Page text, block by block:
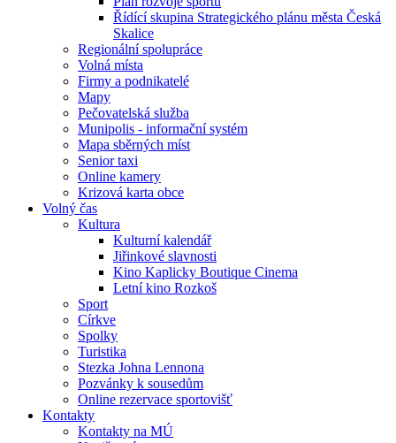
Řídící skupina Strategického plánu města Česká
Skalice
Regionální spolupráce
Volná místa
Firmy a podnikatelé
Mapy
Pečovatelská služba
Munipolis - informační systém
Mapa sběrných míst
Senior taxi
Online kamery
Krizová karta obce
Volný čas
Kultura
Kulturní kalendář
Jiřinkové slavnosti
Kino Kaplicky Boutique Cinema
Letní kino Rozkoš
Sport
Církve
Spolky
Turistika
Stezka Johna Lennona
Pozvánky k sousedům
Online rezervace sportovišť
Kontakty
Kontakty na MÚ